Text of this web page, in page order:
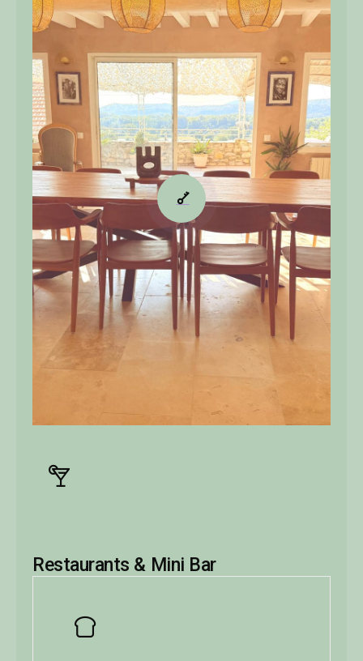
Restaurants & Mini Bar